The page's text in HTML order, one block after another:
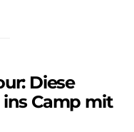
Diese
Camp mit